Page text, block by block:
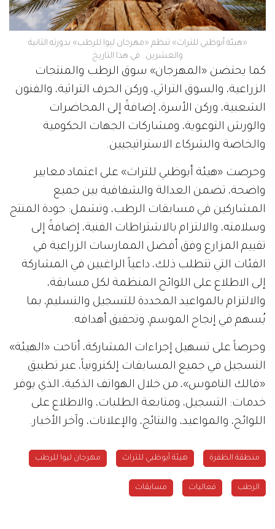
«هيئة أبوظبي للتراث» تنظم «مهرجان ليوا للرطب» بدورته الثانية
والعشرين.. في هذا التاريخ
كما يحتضن «المهرجان» سوق الرطب والمنتجات
الزراعية، والسوق التراثي، وركن الحرف التراثية، والفنون
الشعبية، وركن الأسرة، إضافةً إلى المحاضرات
والورش التوعوية، ومشاركات الجهات الحكومية
والخاصة والشركاء الاستراتيجيين.
وحرصت «هيئة أبوظبي للتراث» على اعتماد معايير
واضحة، تضمن العدالة والشفافية بين جميع
المشاركين في مسابقات الرطب، وتشمل: جودة المنتج
وسلامته، والالتزام بالاشتراطات الفنية، إضافةً إلى
تقييم المزارع وفق أفضل الممارسات الزراعية في
الفئات التي تتطلب ذلك، داعياً الراغبين في المشاركة
إلى الاطلاع على اللوائح المنظمة لكل مسابقة،
والالتزام بالمواعيد المحددة للتسجيل والتسليم، بما
يُسهم في إنجاح الموسم، وتحقيق أهدافه.
وحرصاً على تسهيل إجراءات المشاركة، أتاحت «الهيئة»
التسجيل في جميع المسابقات إلكترونياً، عبر تطبيق
«فالك الناموس»، من خلال الهواتف الذكية، الذي يوفر
خدمات: التسجيل، ومتابعة الطلبات، والاطلاع على
اللوائح، والمواعيد، والنتائج، والإعلانات، وآخر الأخبار.
منطقة الظفرة هيئة أبوظبي للتراث مهرجان ليوا للرطب
الرطب فعاليات مسابقات